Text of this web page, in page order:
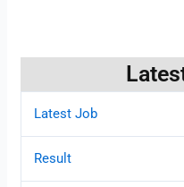
Latest Job
Result